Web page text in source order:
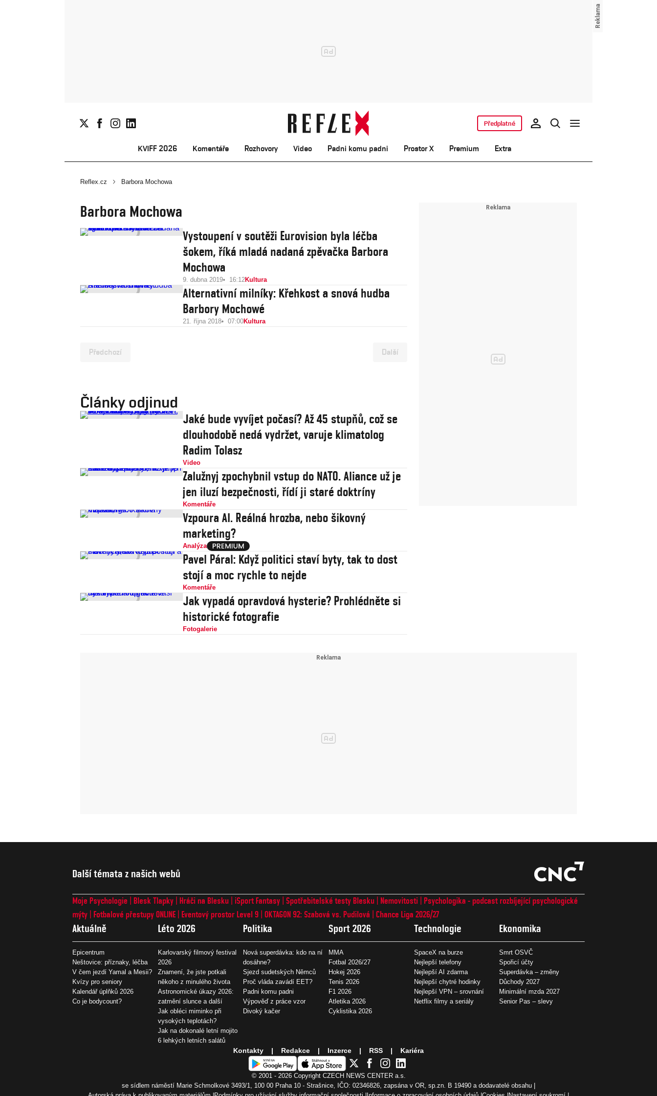
KVIFF 2026 Komentáře Rozhovory Video Padni komu padni Prostor X Premium Extra
Předplatné
Reflex.cz Barbora Mochowa
Barbora Mochowa
Vystoupení v soutěži Eurovision byla léčba
šokem, říká mladá nadaná zpěvačka Barbora
Mochowa
9. dubna 2019 16:12Kultura
Alternativní milníky: Křehkost a snová hudba
Barbory Mochowé
21. října 2018 07:00Kultura
Předchozí Další
Články odjinud
Jaké bude vyvíjet počasí? Až 45 stupňů, což se
dlouhodobě nedá vydržet, varuje klimatolog
Radim Tolasz
Video
Zalužnyj zpochybnil vstup do NATO. Aliance už je
jen iluzí bezpečnosti, řídí ji staré doktríny
Komentáře
Vzpoura AI. Reálná hrozba, nebo šikovný
marketing?
Analýza
Pavel Páral: Když politici staví byty, tak to dost
stojí a moc rychle to nejde
Komentáře
Jak vypadá opravdová hysterie? Prohlédněte si
historické fotografie
Fotogalerie
Další témata z našich webů
Moje Psychologie Blesk Tlapky Hráči na Blesku iSport Fantasy Spotřebitelské testy Blesku Nemovitosti
Psychologika - podcast rozbíjející psychologické
mýty
Fotbalové přestupy ONLINE Eventový prostor Level 9 OKTAGON 92: Szabová vs. Pudilová Chance Liga 2026/27
Aktuálně
Epicentrum
Neštovice: příznaky, léčba
V čem jezdí Yamal a Mesii?
Kvízy pro seniory
Kalendář úplňků 2026
Co je bodycount?
Léto 2026
Karlovarský filmový festival
2026
Znamení, že jste potkali
někoho z minulého života
Astronomické úkazy 2026:
zatmění slunce a další
Jak obléci miminko při
vysokých teplotách?
Jak na dokonalé letní mojito
6 lehkých letních salátů
Politika
Nová superdávka: kdo na ní
dosáhne?
Sjezd sudetských Němců
Proč vláda zavádí EET?
Padni komu padni
Výpověď z práce vzor
Divoký kačer
Sport 2026
MMA
Fotbal 2026/27
Hokej 2026
Tenis 2026
F1 2026
Atletika 2026
Cyklistika 2026
Technologie
SpaceX na burze
Nejlepší telefony
Nejlepší AI zdarma
Nejlepší chytré hodinky
Nejlepší VPN – srovnání
Netflix filmy a seriály
Ekonomika
Smrt OSVČ
Spořicí účty
Superdávka – změny
Důchody 2027
Minimální mzda 2027
Senior Pas – slevy
Kontakty Redakce Inzerce RSS Kariéra
© 2001 - 2026 Copyright CZECH NEWS CENTER a.s.
se sídlem náměstí Marie Schmolkové 3493/1, 100 00 Praha 10 - Strašnice, IČO: 02346826, zapsána v OR, sp.zn. B 19490 a dodavatelé obsahu